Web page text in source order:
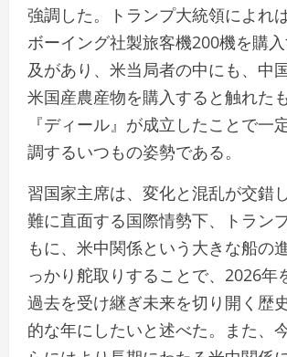
強調した。トランプ大統領によれ
ボーイング社製旅客機200機を購
及があり、米当局者の中にも、中
米国産農産物を購入すると触れた
『ディール』が成立したことで一
調するいつもの姿勢である。
習国家主席は、変化と混乱が交錯
難に直面する国際情勢下、トラン
もに、米中関係という大きな船の
っかり舵取りすることで、2026年
過去を受け継ぎ未来を切り開く歴
的な年にしたいと述べた。また、